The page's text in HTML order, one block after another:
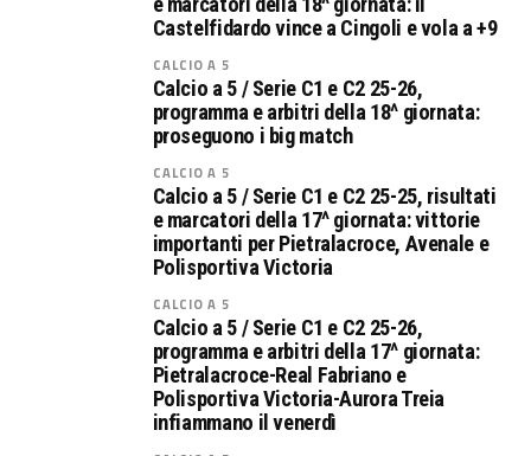
Castelfidardo vince a Cingoli e vola a +9
CALCIO A 5
Calcio a 5 / Serie C1 e C2 25-26,
programma e arbitri della 18^ giornata:
proseguono i big match
CALCIO A 5
Calcio a 5 / Serie C1 e C2 25-25, risultati
e marcatori della 17^ giornata: vittorie
importanti per Pietralacroce, Avenale e
Polisportiva Victoria
CALCIO A 5
Calcio a 5 / Serie C1 e C2 25-26,
programma e arbitri della 17^ giornata:
Pietralacroce-Real Fabriano e
Polisportiva Victoria-Aurora Treia
infiammano il venerdì